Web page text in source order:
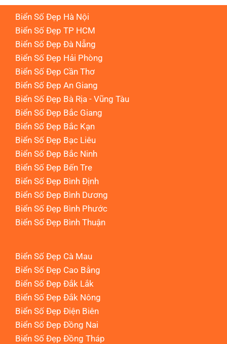
Biển Số Đẹp Hà Nội
Biển Số Đẹp TP HCM
Biển Số Đẹp Đà Nẵng
Biển Số Đẹp Hải Phòng
Biển Số Đẹp Cần Thơ
Biển Số Đẹp An Giang
Biển Số Đẹp Bà Rịa - Vũng Tàu
Biển Số Đẹp Bắc Giang
Biển Số Đẹp Bắc Kạn
Biển Số Đẹp Bạc Liêu
Biển Số Đẹp Bắc Ninh
Biển Số Đẹp Bến Tre
Biển Số Đẹp Bình Định
Biển Số Đẹp Bình Dương
Biển Số Đẹp Bình Phước
Biển Số Đẹp Bình Thuận
Biển Số Đẹp Cà Mau
Biển Số Đẹp Cao Bằng
Biển Số Đẹp Đắk Lắk
Biển Số Đẹp Đắk Nông
Biển Số Đẹp Điện Biên
Biển Số Đẹp Đồng Nai
Biển Số Đẹp Đồng Tháp